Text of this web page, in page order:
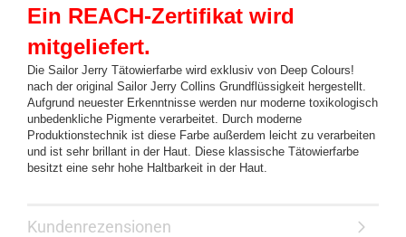
Ein REACH-Zertifikat wird
mitgeliefert.
Die Sailor Jerry Tätowierfarbe wird exklusiv von Deep Colours!
nach der original Sailor Jerry Collins Grundflüssigkeit hergestellt.
Aufgrund neuester Erkenntnisse werden nur moderne toxikologisch
unbedenkliche Pigmente verarbeitet. Durch moderne
Produktionstechnik ist diese Farbe außerdem leicht zu verarbeiten
und ist sehr brillant in der Haut. Diese klassische Tätowierfarbe
besitzt eine sehr hohe Haltbarkeit in der Haut.
Kundenrezensionen